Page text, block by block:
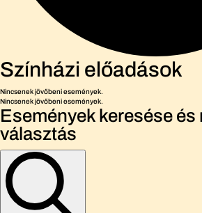
Színházi előadások
Nincsenek jövőbeni események.
Nincsenek jövőbeni események.
Események keresése és
választás